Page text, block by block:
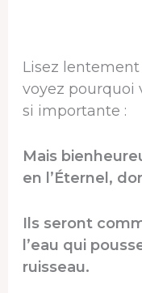
Lisez
voyez pourquoi
si importante :
Mais
en l’Éternel,
Ils seront
l’eau qui
ruisseau.